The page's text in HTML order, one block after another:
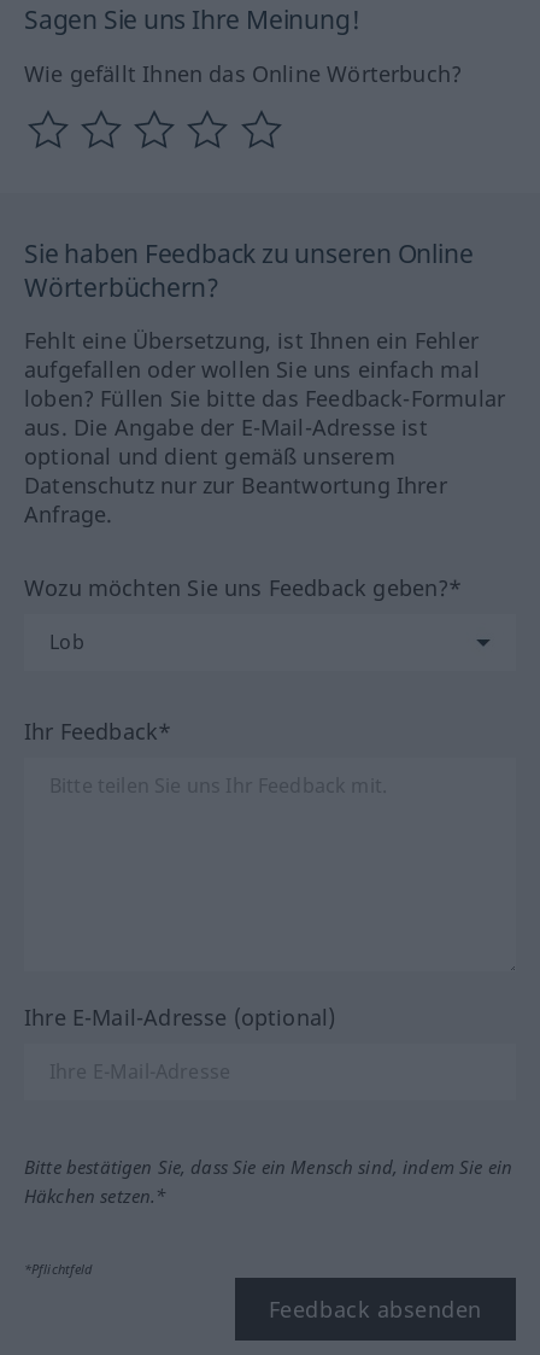
Sagen Sie uns Ihre Meinung!
Wie gefällt Ihnen das Online Wörterbuch?
Sie haben Feedback zu unseren Online
Wörterbüchern?
Fehlt eine Übersetzung, ist Ihnen ein Fehler
aufgefallen oder wollen Sie uns einfach mal
loben? Füllen Sie bitte das Feedback-Formular
aus. Die Angabe der E-Mail-Adresse ist
optional und dient gemäß unserem
Datenschutz nur zur Beantwortung Ihrer
Anfrage.
Wozu möchten Sie uns Feedback geben?*
Ihr Feedback*
Ihre E-Mail-Adresse (optional)
Bitte bestätigen Sie, dass Sie ein Mensch sind, indem Sie ein
Häkchen setzen.*
*Pflichtfeld
Feedback absenden